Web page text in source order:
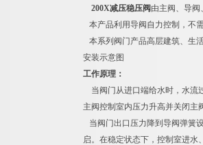
200X减压稳压阀 由主阀、导
本产品利用导阀自力控制，不
本系列阀门产品高层建筑、生
安装示意图
工作原理：
当阀门从进口端给水时，水流
主阀控制室内压力升高并关闭主
当阀门出口压力降到导阀弹簧
启。在稳定状态下，控制室进